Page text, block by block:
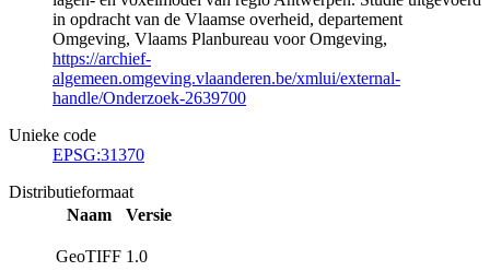
in opdracht van de Vlaamse overheid, departement
Omgeving, Vlaams Planbureau voor Omgeving,
https://archief-
algemeen.omgeving.vlaanderen.be/xmlui/external-
handle/Onderzoek-2639700
Unieke code
EPSG:31370
Distributieformaat
Naam
Versie
GeoTIFF 1.0